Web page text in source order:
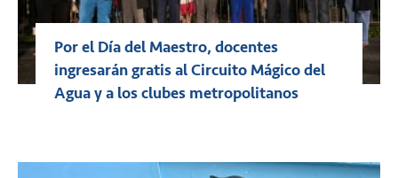
Por el Día del Maestro, docentes
ingresarán gratis al Circuito Mágico del
Agua y a los clubes metropolitanos